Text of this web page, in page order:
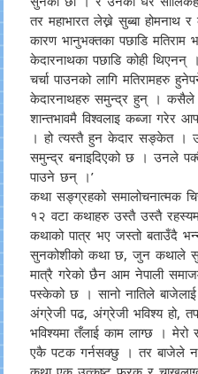
तर महाभारत लेख्ने सुब्बा होमनाथ
कारण भानुभक्तका पछाडि मतिराम
केदारनाथका पछाडि कोही
चर्चा पाउनको लागि मतिरामहरु
केदारनाथहरु समुन्द्र हुन् । कसैले
शान्तभावमै विश्वलाइ कब्जा गरेर
। हो त्यस्तै हुन केदार सङ्केत ।
समुन्द्र बनाइदिएको छ । उनले
पाउने छन् ।’
कथा सङ्ग्रहको समालोचनात्मक
१२ वटा कथाहरु उस्तै उस्तै
कथाको पात्र भए जस्तो बताउँदै
सुनकोशीको कथा छ, जुन कथाले
मात्रै गरेको छैन आम नेपाली
पस्केको छ । सानो नातिले
अंग्रेजी पढ, अंग्रेजी भविश्य हो,
भविश्यमा तँलाई काम लाग्छ । मेरो
एकै पटक गर्नसक्छु । तर बाजेले